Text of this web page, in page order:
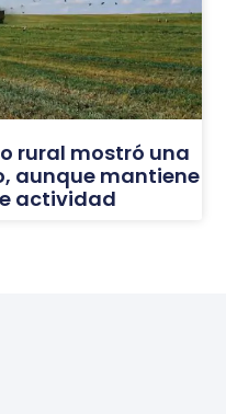
rural mostró una
aunque mantiene
actividad